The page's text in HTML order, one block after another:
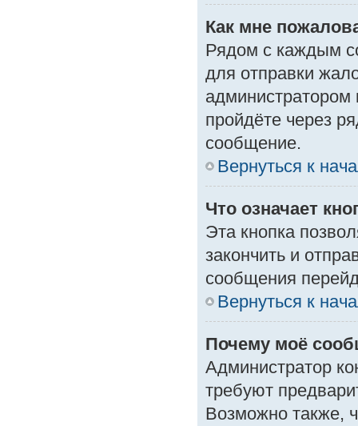
Как мне
Рядом с каждым
для отправки
пройдёте через
сообщение.
Вернуться к
Что означает
Эта кнопка
закончить и
сообщения
Вернуться к
Почему моё
Администратор
требуют
Возможно также,